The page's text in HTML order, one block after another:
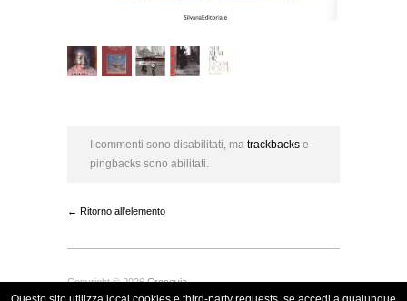
I commenti sono disabilitati, ma trackbacks e
pingbacks sono abilitati.
← Ritorno all'elemento
Copyright © 2026Crocevia